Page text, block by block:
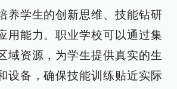
养学生的创新思维、技能钻研
用能力。职业学校可以通过集
域资源，为学生提供真实的生
设备，确保技能训练贴近实际